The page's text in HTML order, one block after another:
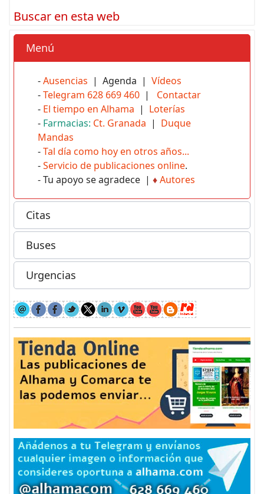
Buscar en esta web
Menú
-Ausencias | Agenda | Vídeos
-Telegram 628 669 460 | Contactar
- El tiempo en Alhama | Loterías
- Farmacias: Ct. Granada | Duque
Mandas
-Tal día como hoy en otros años...
-Servicio de publicaciones online.
- Tu apoyo se agradece | ♦Autores
Citas
Buses
Urgencias